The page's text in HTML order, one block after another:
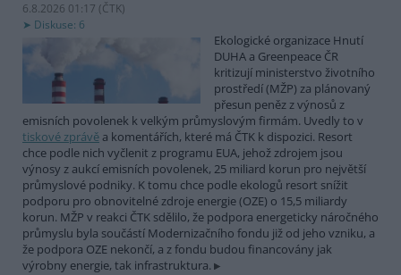
6.8.2026 01:17 (ČTK)
Diskuse: 6
Ekologické organizace Hnutí
DUHA a Greenpeace ČR
kritizují ministerstvo životního
prostředí (MŽP) za plánovaný
přesun peněz z výnosů z
emisních povolenek k velkým průmyslovým firmám. Uvedly to v
tiskové zprávě a komentářích, které má ČTK k dispozici. Resort
chce podle nich vyčlenit z programu EUA, jehož zdrojem jsou
výnosy z aukcí emisních povolenek, 25 miliard korun pro největší
průmyslové podniky. K tomu chce podle ekologů resort snížit
podporu pro obnovitelné zdroje energie (OZE) o 15,5 miliardy
korun. MŽP v reakci ČTK sdělilo, že podpora energeticky náročného
průmyslu byla součástí Modernizačního fondu již od jeho vzniku, a
že podpora OZE nekončí, a z fondu budou financovány jak
výrobny energie, tak infrastruktura.